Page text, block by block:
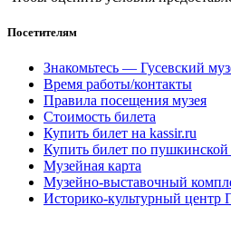
Посетителям
Знакомьтесь — Гусевский
Время работы/контакты
Правила посещения музея
Стоимость билета
Купить билет на kassir.ru
Купить билет по пушкинской
Музейная карта
Музейно-выставочный
Историко-культурный